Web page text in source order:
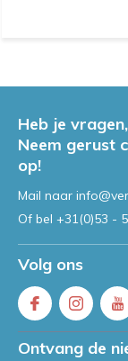
Heb je
Neem gerust
op!
Mail naar
Of bel +31(0)53 -
Volg ons
Ontvang de